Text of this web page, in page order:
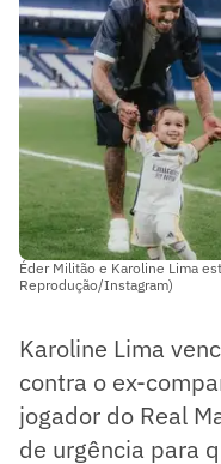
Éder Militão e Karoline Lima
Reprodução/Instagram)
Karoline Lima
contra o ex-
jogador do Real
de urgência para